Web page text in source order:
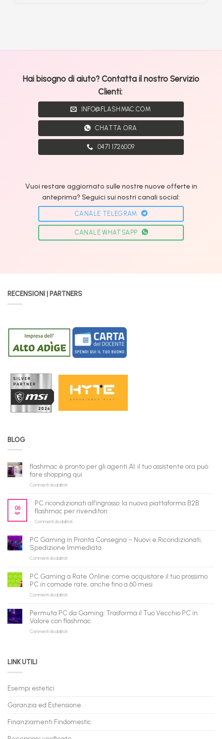
Hai bisogno di aiuto? Contatta il nostro Servizio
Clienti:
INFO@FLASHMAC.COM
CHATTA ORA
0471 1726009
Vuoi restare aggiornato sulle nostre nuove offerte in
anteprima? Seguici sui nostri canali social:
CANALE TELEGRAM
CANALE WHATSAPP
RECENSIONI | PARTNERS
BLOG
flashmac è pronto per gli agenti AI: il tuo assistente ora può
fare shopping qui
Commenti disabilitatisu
pronto
per
gli
il
tuo
assistente
può
fare
shopping
qui
06
Apr
PC ricondizionati all’ingrosso: la nuova piattaforma B2B
flashmac per rivenditori
Commenti disabilitatisu
all’ingrosso:
la
B2B
flashmac
per
PC Gaming in Pronta Consegna – Nuovi e Ricondizionati,
Spedizione Immediata
Commenti disabilitatisu
in
Pronta
Consegna
Nuovi
Ricondizionati,
Spedizione
PC Gaming a Rate Online: come acquistare il tuo prossimo
PC in comode rate, anche fino a 60 mesi
Commenti disabilitatisu
a
Rate
Online:
anche
a
Permuta PC da Gaming: Trasforma il Tuo Vecchio PC in
Valore con flashmac
Commenti disabilitatisu
in
con
LINK UTILI
Esempi estetici
Garanzia ed Estensione
Finanziamenti Findomestic